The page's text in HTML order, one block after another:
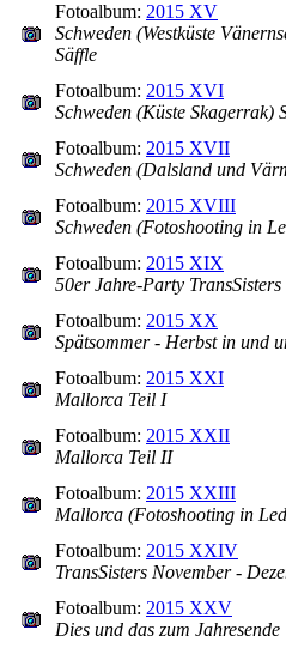
Fotoalbum: 2015 XV
Schweden (Westküste
Säffle
Fotoalbum: 2015 XVI
Schweden (Küste Skagerrak)
Fotoalbum: 2015 XVII
Schweden (Dalsland und
Fotoalbum: 2015 XVIII
Schweden (Fotoshooting in
Fotoalbum: 2015 XIX
50er Jahre-Party TransSisters
Fotoalbum: 2015 XX
Spätsommer - Herbst in und
Fotoalbum: 2015 XXI
Mallorca Teil I
Fotoalbum: 2015 XXII
Mallorca Teil II
Fotoalbum: 2015 XXIII
Mallorca (Fotoshooting in
Fotoalbum: 2015 XXIV
TransSisters November -
Fotoalbum: 2015 XXV
Dies und das zum Jahresende